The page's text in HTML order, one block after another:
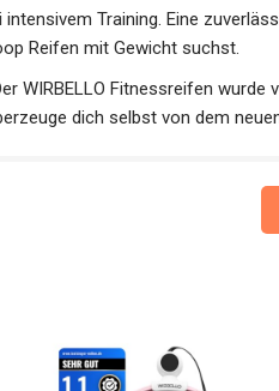
Training. Eine
Reifen mit Gewicht suchst.
WIRBELLO Fitnessreifen
dich selbst von dem